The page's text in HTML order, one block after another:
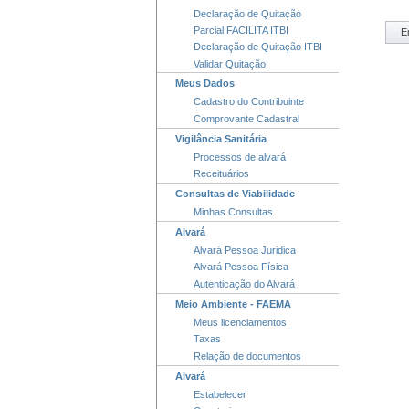
Declaração de Quitação
Parcial FACILITA ITBI
Declaração de Quitação ITBI
Validar Quitação
Meus Dados
Cadastro do Contribuinte
Comprovante Cadastral
Vigilância Sanitária
Processos de alvará
Receituários
Consultas de Viabilidade
Minhas Consultas
Alvará
Alvará Pessoa Juridica
Alvará Pessoa Física
Autenticação do Alvará
Meio Ambiente - FAEMA
Meus licenciamentos
Taxas
Relação de documentos
Alvará
Estabelecer